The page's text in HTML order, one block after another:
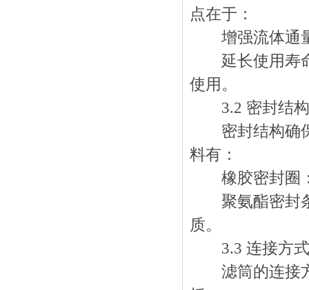
点在于：
增强流体通量
延长使用寿命
使用。
3.2 密封结构
密封结构确保
料有：
橡胶密封圈：
聚氨酯密封条
质。
3.3 连接方式
滤筒的连接方